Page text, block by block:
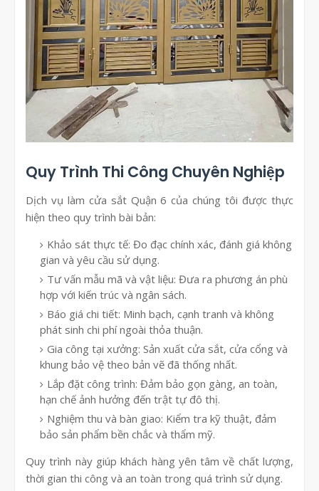
Quy Trình Thi Công Chuyên Nghiệp
Dịch vụ làm cửa sắt Quận 6 của chúng tôi được thực
hiện theo quy trình bài bản:
Khảo sát thực tế: Đo đạc chính xác, đánh giá không
gian và yêu cầu sử dụng.
Tư vấn mẫu mã và vật liệu: Đưa ra phương án phù
hợp với kiến trúc và ngân sách.
Báo giá chi tiết: Minh bạch, cạnh tranh và không
phát sinh chi phí ngoài thỏa thuận.
Gia công tại xưởng: Sản xuất cửa sắt, cửa cổng và
khung bảo vệ theo bản vẽ đã thống nhất.
Lắp đặt công trình: Đảm bảo gọn gàng, an toàn,
hạn chế ảnh hưởng đến trật tự đô thị.
Nghiệm thu và bàn giao: Kiểm tra kỹ thuật, đảm
bảo sản phẩm bền chắc và thẩm mỹ.
Quy trình này giúp khách hàng yên tâm về chất lượng,
thời gian thi công và an toàn trong quá trình sử dụng.